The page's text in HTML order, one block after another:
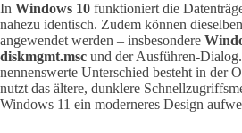
In Windows 10 funktioniert die
nahezu identisch. Zudem können
angewendet werden – insbesondere
diskmgmt.msc und der Ausführen-
nennenswerte Unterschied besteht in der
nutzt das ältere, dunklere
Windows 11 ein moderneres Design